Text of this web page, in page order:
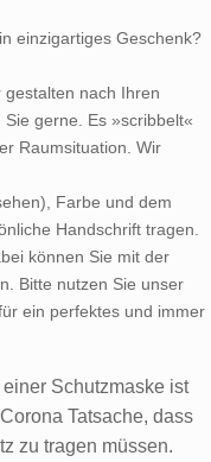
einzigartiges Geschenk?
nach Ihren
gerne. Es »scribbelt«
Raumsituation. Wir
Farbe und dem
Handschrift tragen.
können Sie mit der
Bitte nutzen Sie unser
ein perfektes und immer
Schutzmaske ist
Tatsache, dass
zu tragen müssen.